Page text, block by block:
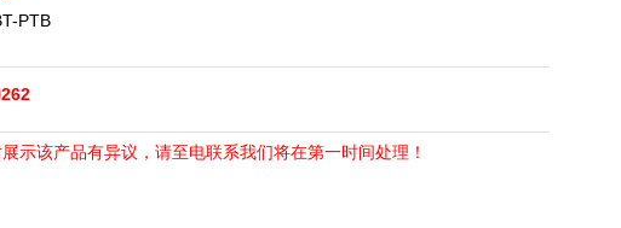
PTB
示该产品有异议，请至电联系我们将在第一时间处理！